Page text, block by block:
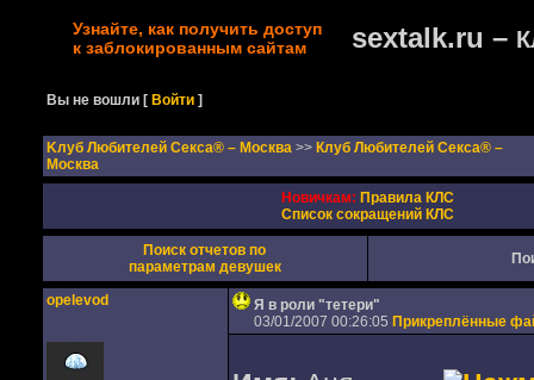
Узнайте, как получить доступ
к заблокированным сайтам
sextalk.ru –
Вы не вошли [Войти ]
Kлуб Любителей Секса® – Москва >> Клуб Любителей Секса® –
Москва
Новичкам: Правила КЛС
Список сокращений КЛС
Поиск отчетов по
параметрам девушек
opelevod
Я в роли "тетери"
03/01/2007 00:26:05 Прикреплённые